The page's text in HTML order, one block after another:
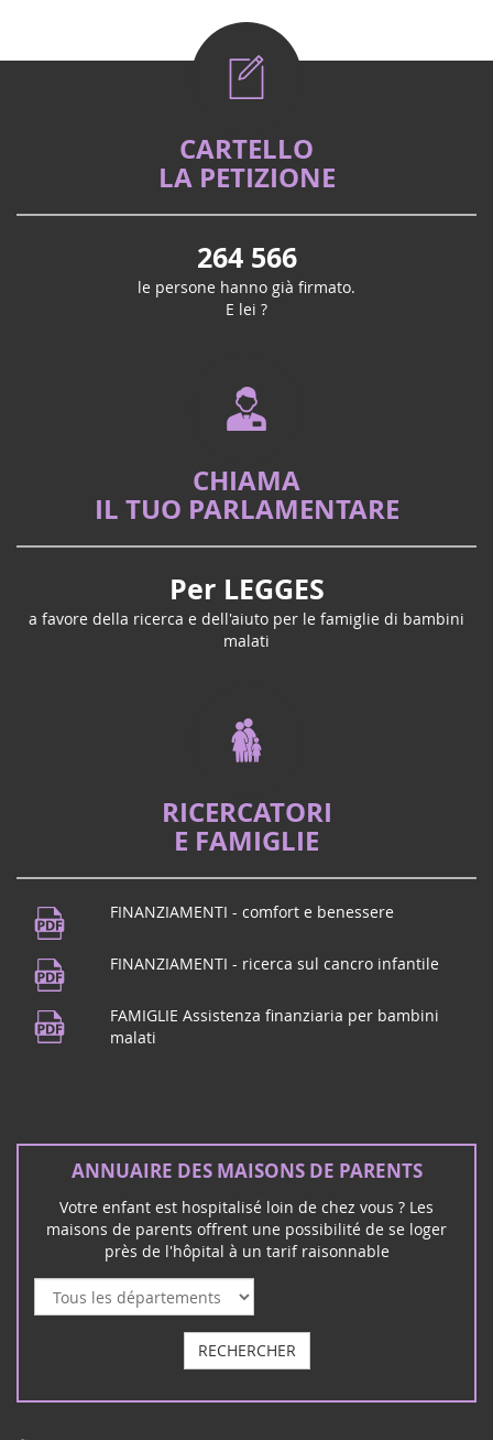
CARTELLO
LA PETIZIONE
264 566
le persone hanno già firmato.
E lei ?
CHIAMA
IL TUO PARLAMENTARE
Per LEGGES
a favore della ricerca e dell'aiuto per le famiglie di bambini
malati
RICERCATORI
E FAMIGLIE
FINANZIAMENTI - comfort e benessere
FINANZIAMENTI - ricerca sul cancro infantile
FAMIGLIE Assistenza finanziaria per bambini
malati
ANNUAIRE DES MAISONS DE PARENTS
Votre enfant est hospitalisé loin de chez vous ? Les
maisons de parents offrent une possibilité de se loger
près de l'hôpital à un tarif raisonnable
RECHERCHER